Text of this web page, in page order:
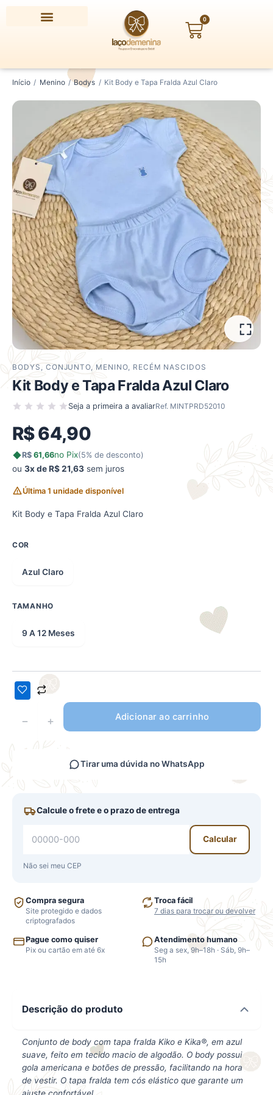
0
Carrinho
Início / Menino / Bodys / Kit Body e Tapa Fralda Azul Claro
BODYS , CONJUNTO, MENINO, RECÉM NASCIDOS
Kit Body e Tapa Fralda Azul Claro
Seja a primeira a avaliarRef. MINTPRD52010
R$64,90
R$ 61,66no Pix(5% de desconto)
ou 3x de R$ 21,63 sem juros
Última 1 unidade disponível
Kit Body e Tapa Fralda Azul Claro
COR
Azul Claro
TAMANHO
9 A 12 Meses
Kit
Body
Claro
quantidade
− + Adicionar ao carrinho
Tirar uma dúvida no WhatsApp
Calcule o frete e o prazo de entrega
Digite
seu
CEP
Calcular
Não sei meu CEP
Compra segura
Site protegido e dados
criptografados
Troca fácil
7 dias para trocar ou devolver
Pague como quiser
Pix ou cartão em até 6x
Atendimento humano
Seg a sex, 9h–18h · Sáb, 9h–
15h
Descrição do produto
Conjunto de body com tapa fralda Kiko e Kika®, em azul
suave, feito em tecido macio de algodão. O body possui
gola americana e botões de pressão, facilitando na hora
de vestir. O tapa fralda tem cós elástico que garante um
ajuste confortável.